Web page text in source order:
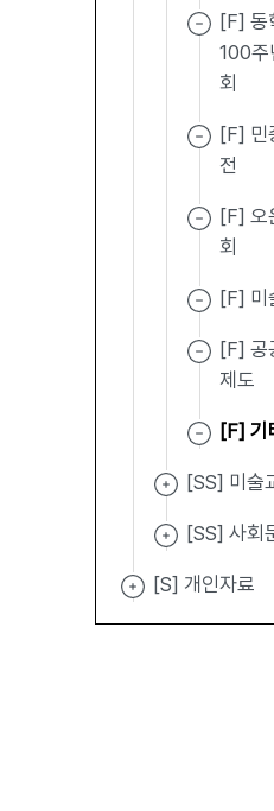
[F] 동
100주
회
[F] 민
전
[F] 오
회
[F] 미
[F] 공
제도
[F] 기
[SS] 미술
[SS] 사회
[S] 개인자료